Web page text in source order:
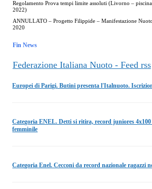
Regolamento Prova tempi limite assoluti (Livorno –
2022)
ANNULLATO – Progetto Filippide – Manifestazione
2020
Fin News
Federazione Italiana Nuoto - Feed rss
Europei di Parigi. Butini presenta l'Italnuoto.
Categoria ENEL. Detti si ritira, record juniores 4x100
femminile
Categoria Enel. Cecconi da record nazionale ragazzi